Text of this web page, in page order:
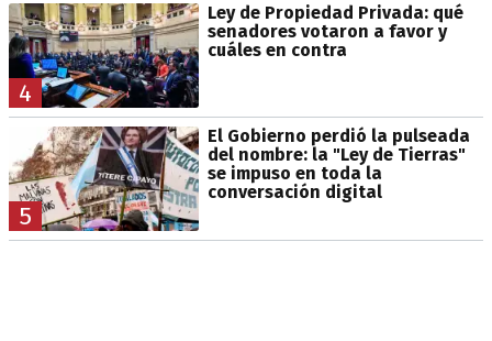
4
Ley de Propiedad Privada: qué
senadores votaron a favor y
cuáles en contra
5
El Gobierno perdió la pulseada
del nombre: la "Ley de Tierras"
se impuso en toda la
conversación digital